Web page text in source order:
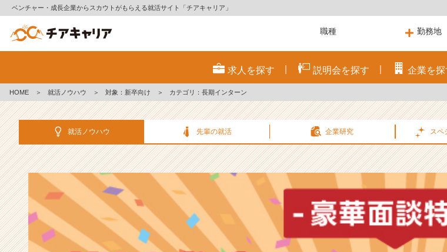
ベンチャー・成長企業からスカウトがもらえる就活サイト「チアキャリア」
策・
就
ノ
ハ
記
事
|
ベ
ン
チ
求人を探す 説明会を探す 企業を探
HOME ＞ 就活ノウハウ ＞ 対象：新卒向け ＞ カテゴリ：長期インターン
就活ノウハウ 先輩の就活 企業研究 スペ